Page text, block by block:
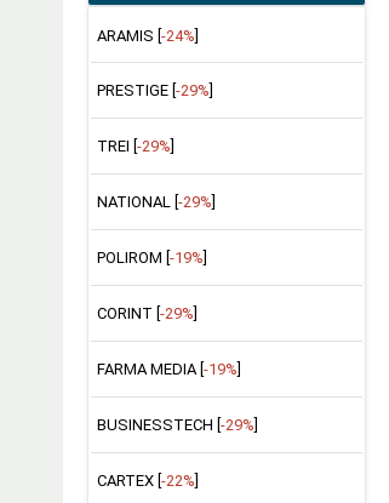
ARAMIS [-24%]
PRESTIGE [ -29%
TREI [ -29%
NATIONAL [ -29%
POLIROM [ -19%
CORINT [ -29%
FARMA MEDIA [ -19%
BUSINESSTECH [-29%]
CARTEX [-22%]